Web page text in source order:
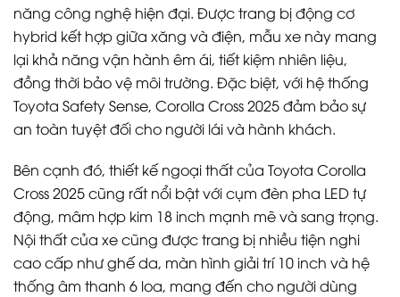
năng công nghệ hiện đại. Được trang bị động cơ
hybrid kết hợp giữa xăng và điện, mẫu xe này mang
lại khả năng vận hành êm ái, tiết kiệm nhiên liệu,
đồng thời bảo vệ môi trường. Đặc biệt, với hệ thống
Toyota Safety Sense, Corolla Cross 2025 đảm bảo sự
an toàn tuyệt đối cho người lái và hành khách.
Bên cạnh đó, thiết kế ngoại thất của Toyota Corolla
Cross 2025 cũng rất nổi bật với cụm đèn pha LED tự
động, mâm hợp kim 18 inch mạnh mẽ và sang trọng.
Nội thất của xe cũng được trang bị nhiều tiện nghi
cao cấp như ghế da, màn hình giải trí 10 inch và hệ
thống âm thanh 6 loa, mang đến cho người dùng